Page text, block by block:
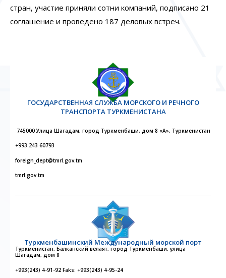
стран, участие приняли сотни компаний, подписано 21
соглашение и проведено 187 деловых встреч.
ГОСУДАРСТВЕННАЯ СЛУЖБА МОРСКОГО И РЕЧНОГО
ТРАНСПОРТА ТУРКМЕНИСТАНА
745000 Улица Шагадам, город Туркменбаши, дом 8 «А», Туркменистан
+993 243 60793
foreign_dept@tmrl.gov.tm
tmrl.gov.tm
Туркменбашинский Международный морской порт
Туркменистан, Балканский велаят, город Туркменбаши, улица
Шагадам, дом 8
+993(243) 4-91-92 Faks: +993(243) 4-95-24